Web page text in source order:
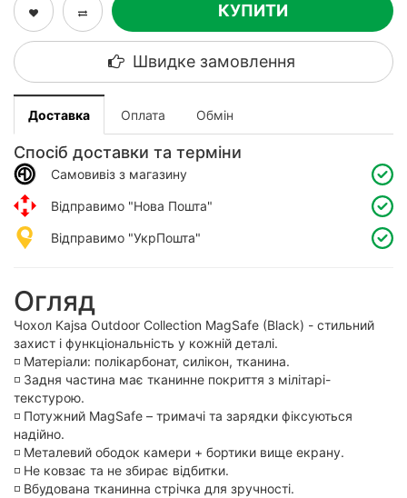
КУПИТИ
Швидке замовлення
Доставка Оплата Обмін
Спосіб доставки та терміни
Самовивіз з магазину
Відправимо "Нова Пошта"
Відправимо "УкрПошта"
Огляд
Чохол Kajsa Outdoor Collection MagSafe (Black) - стильний
захист і функціональність у кожній деталі.
◽️ Матеріали: полікарбонат, силікон, тканина.
◽️ Задня частина має тканинне покриття з мілітарі-
текстурою.
◽️ Потужний MagSafe – тримачі та зарядки фіксуються
надійно.
◽️ Металевий ободок камери + бортики вище екрану.
◽️ Не ковзає та не збирає відбитки.
◽️ Вбудована тканинна стрічка для зручності.